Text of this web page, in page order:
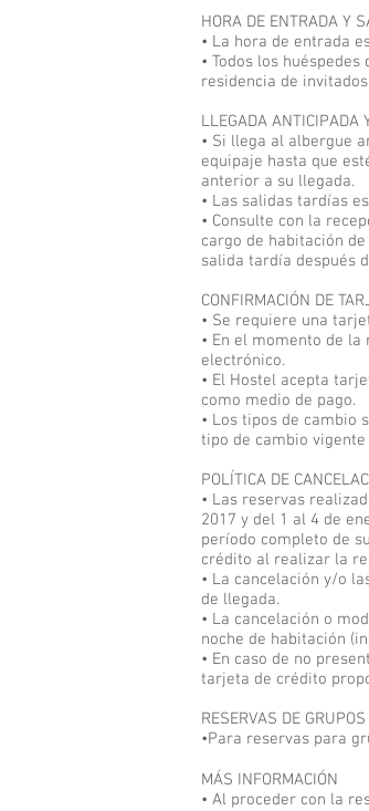
HORA DE ENTRADA Y
• La hora de entrada
• Todos los
residencia de
LLEGADA ANTICIPADA
• Si llega al albergue
equipaje hasta que
anterior a su llegada.
• Las salidas tardías
• Consulte con la
cargo de habitación
salida tardía después
CONFIRMACIÓN DE
• Se requiere una
• En el momento de
electrónico.
• El Hostel acepta
como medio de pago.
• Los tipos de cambio
tipo de cambio
POLÍTICA DE
• Las reservas
2017 y del 1 al 4 de
período completo de
crédito al realizar la
• La cancelación y/o
de llegada.
• La cancelación o
noche de habitación
• En caso de no
tarjeta de crédito
RESERVAS DE GRUPOS
•Para reservas para
MÁS INFORMACIÓN
• Al proceder con la